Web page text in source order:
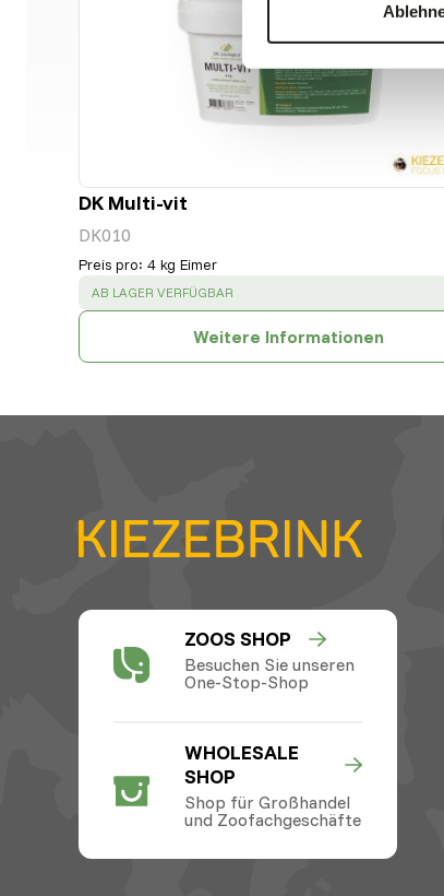
DK Multi-vit
DK010
Preis pro: 4 kg Eimer
SUCCESS:
AB LAGER VERFÜGBAR
Weitere Informationen
ZOOS SHOP
Besuchen Sie unseren
One-Stop-Shop
WHOLESALE
SHOP
Shop für Großhandel
und Zoofachgeschäfte